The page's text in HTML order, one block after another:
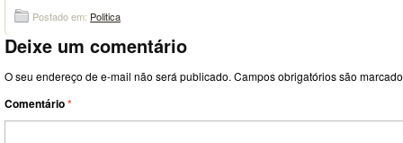
Postado em: Politica
Deixe um comentário
O seu endereço de e-mail não será publicado. Campos obrigatórios são
Comentário*